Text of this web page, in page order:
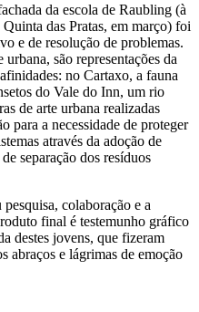
da escola de Raubling (à
das Pratas, em março) foi
e de resolução de problemas.
são representações da
no Cartaxo, a fauna
do Vale do Inn, um rio
de arte urbana realizadas
para a necessidade de proteger
através da adoção de
separação dos resíduos
colaboração e a
final é testemunho gráfico
destes jovens, que fizeram
abraços e lágrimas de emoção